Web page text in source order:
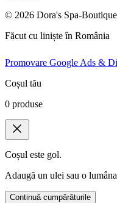
© 2026 Dora's Spa-Boutique
Făcut cu liniște în România
Promovare Google Ads &
Coșul tău
0 produse
Coșul este gol.
Adaugă un ulei sau o
Continuă cumpărăturile